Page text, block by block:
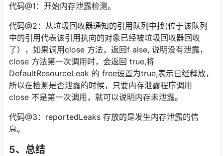
代码@1：开始内存泄露检测。
代码@2：从垃圾回收器通知的引用队列中找(位于该队列
中的引用代表该引用执向的对象已经被垃圾回收器回收
了），如果调用close 方法，返回f alse, 说明没有泄露，
close 方法第一次调用时，会返回 true,将
DefaultResourceLeak 的 free设置为true,表示已经释放，
所以在检测是否泄露的时候，只要内存泄露程序调用
close 不是第一次调用，就可以说明内存未泄露。
代码@3：reportedLeaks 存放的是发生内存泄露的信
息。
5、总结